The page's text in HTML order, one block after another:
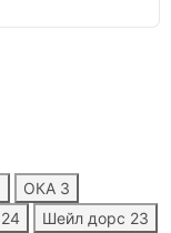
ОКА 3
24 Шейл дорс 23